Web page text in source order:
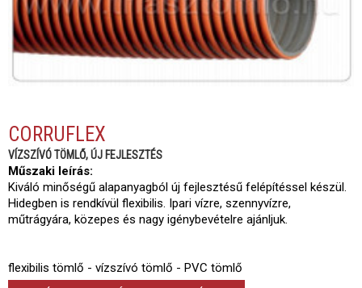
CORRUFLEX
VÍZSZÍVÓ TÖMLŐ, ÚJ FEJLESZTÉS
Műszaki leírás:
Kiváló minőségű alapanyagból új fejlesztésű felépítéssel készül.
Hidegben is rendkívül flexibilis. Ipari vízre, szennyvízre,
műtrágyára, közepes és nagy igénybevételre ajánljuk.
flexibilis tömlő - vízszívó tömlő - PVC tömlő